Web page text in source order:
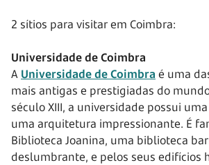
2 sítios para visitar em Coimbra:
Universidade de Coimbra
A Universidade de Coimbra é uma
mais antigas e prestigiadas do
século XIII, a universidade possui
uma arquitetura impressionante. É
Biblioteca Joanina, uma biblioteca
deslumbrante, e pelos seus edifícios